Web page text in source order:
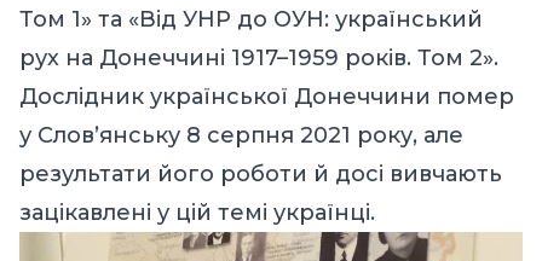
Том 1» та «Від УНР до ОУН: український
рух на Донеччині 1917–1959 років. Том 2».
Дослідник української Донеччини помер
у Словʼянську 8 серпня 2021 року, але
результати його роботи й досі вивчають
зацікавлені у цій темі українці.